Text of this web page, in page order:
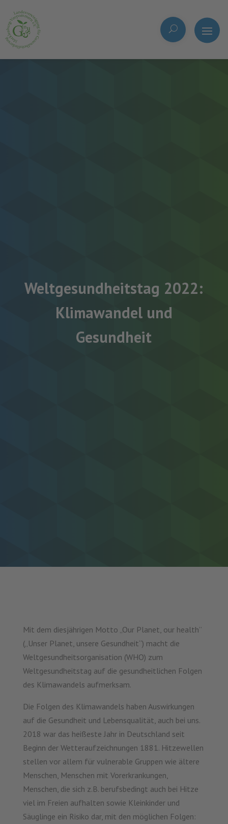
Weltgesundheitstag 2022:
Klimawandel und
Gesundheit
Mit dem diesjährigen Motto „Our Planet, our health”
(„Unser Planet, unsere Gesundheit“) macht die
Weltgesundheitsorganisation (WHO) zum
Weltgesundheitstag auf die gesundheitlichen Folgen
des Klimawandels aufmerksam.
Die Folgen des Klimawandels haben Auswirkungen
auf die Gesundheit und Lebensqualität, auch bei uns.
2018 war das heißeste Jahr in Deutschland seit
Beginn der Wetteraufzeichnungen 1881. Hitzewellen
stellen vor allem für vulnerable Gruppen wie ältere
Menschen, Menschen mit Vorerkrankungen,
Menschen, die sich z.B. berufsbedingt auch bei Hitze
viel im Freien aufhalten sowie Kleinkinder und
Säuglinge ein Risiko dar, mit den möglichen Folgen: